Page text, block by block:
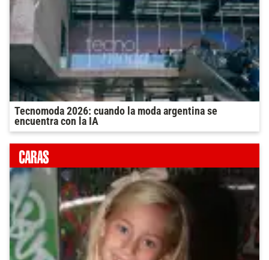
Tecnomoda 2026: cuando la moda argentina se
encuentra con la IA